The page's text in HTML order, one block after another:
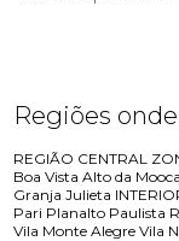
Regiões
REGIÃO CENTRAL
Boa Vista Alto da Mooca
Granja Julieta
Pari Planalto Paulista
Vila Monte Alegre Vila